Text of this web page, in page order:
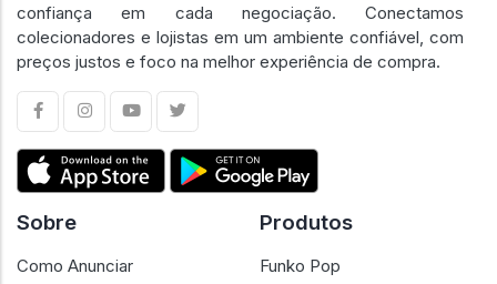
confiança em cada negociação. Conectamos
colecionadores e lojistas em um ambiente confiável, com
preços justos e foco na melhor experiência de compra.
Sobre
Como Anunciar
Produtos
Funko Pop